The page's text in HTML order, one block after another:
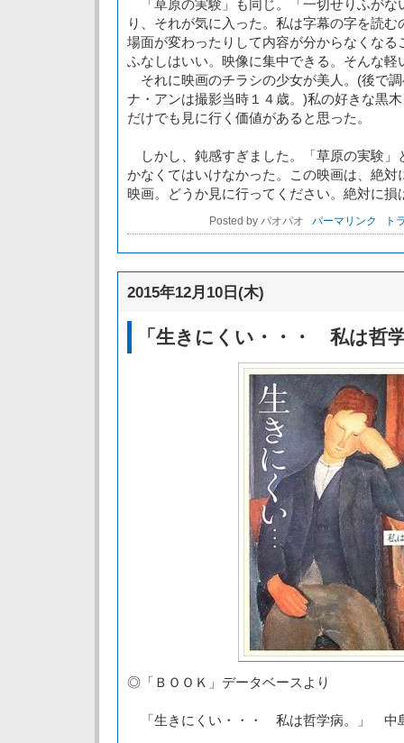
「草原の実験」も同じ。「一切せりふがな
り、それが気に入った。私は字幕の字を読
場面が変わったりして内容が分からなくなる
ふなしはいい。映像に集中できる。そんな軽
それに映画のチラシの少女が美人。(後で
ナ・アンは撮影当時１４歳。)私の好きな黒
だけでも見に行く価値があると思った。
しかし、鈍感すぎました。「草原の実験」
かなくてはいけなかった。この映画は、絶対
映画。どうか見に行ってください。絶対に損
Posted by パオパオ パーマリンク ト
2015年12月10日(木)
「生きにくい・・・ 私は哲
◎「ＢＯＯＫ」データベースより
「生きにくい・・・ 私は哲学病。」 中